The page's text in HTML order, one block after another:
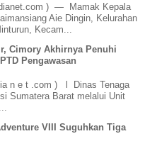
) — Mamak Kepala
Aie Dingin, Kelurahan
Kecam...
Cimory Akhirnya Penuhi
Pengawasan
n e t .com ) l Dinas Tenaga
Sumatera Barat melalui Unit
VIII Suguhkan Tiga